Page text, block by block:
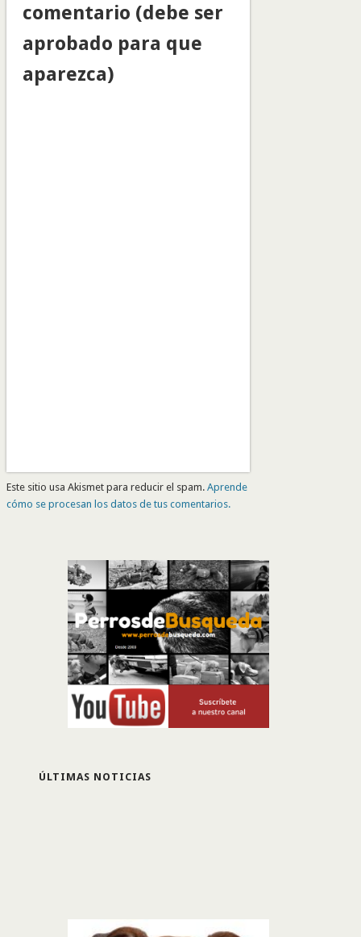
comentario (debe ser
aprobado para que
aparezca)
Este sitio usa Akismet para reducir el spam. Aprende
cómo se procesan los datos de tus comentarios.
ÚLTIMAS NOTICIAS